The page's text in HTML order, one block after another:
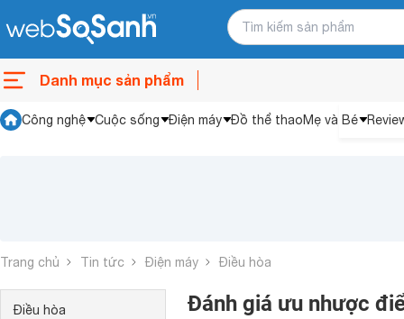
Danh mục sản phẩm
Công nghệ Cuộc sống Điện máy Đồ thể thaoMẹ và Bé
Trang chủ Tin tức Điện máy Điều hòa
Điều hòa Đánh giá ưu nhược